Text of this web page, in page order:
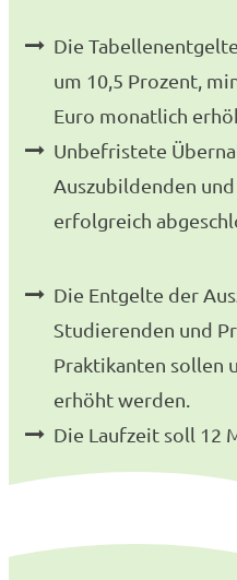
Die
um 10,5 Prozent,
Euro monatlich
Unbefristete
Auszubildenden
erfolgreich
Die Entgelte der
Studierenden und
Praktikanten sollen
erhöht werden.
Die Laufzeit soll 12